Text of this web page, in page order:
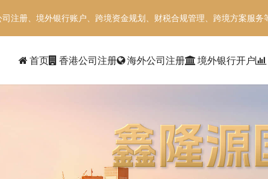
注册、境外银行账户、跨境资金规划、财税合规管理、跨境方案服务
首页 香港公司注册 海外公司注册 境外银行开户